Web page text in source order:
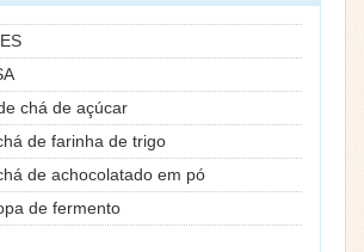
chá de açúcar
de farinha de trigo
de achocolatado em pó
de fermento